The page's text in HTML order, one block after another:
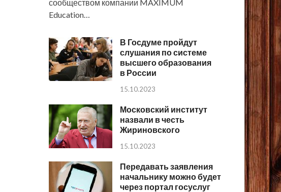
сообществом компании MAXIMUM
Education…
В Госдуме пройдут
слушания по системе
высшего образования
в России
15.10.2023
Московский институт
назвали в честь
Жириновского
15.10.2023
Передавать заявления
начальнику можно будет
через портал госуслуг